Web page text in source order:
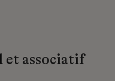
et associatif